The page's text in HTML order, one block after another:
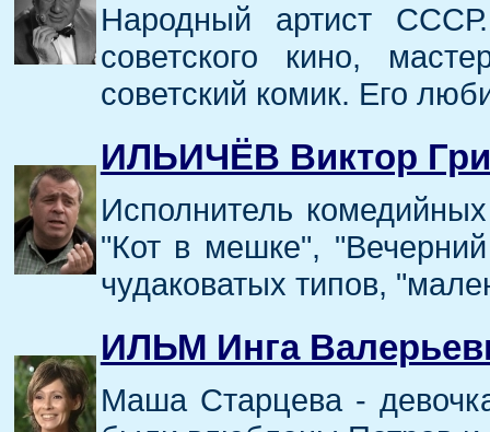
Народный артист
советского кино,
советский комик. Его
ИЛЬИЧЁВ Виктор
Исполнитель
"Кот в мешке",
чудаковатых типов,
ИЛЬМ Инга
Маша Старцева -